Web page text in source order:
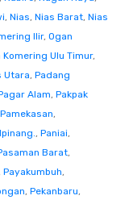
, Nias, Nias Barat, Nias
Ilir, Ogan
Komering Ulu Timur,
Utara, Padang
Alam, Pakpak
Pamekasan,
, Paniai,
Barat,
Payakumbuh,
, Pekanbaru,